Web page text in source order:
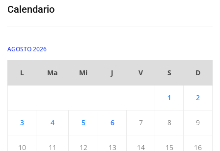
Calendario
AGOSTO 2026
L Ma Mi J V S D
1 2
3 4 5 6 7 8 9
10 11 12 13 14 15 16